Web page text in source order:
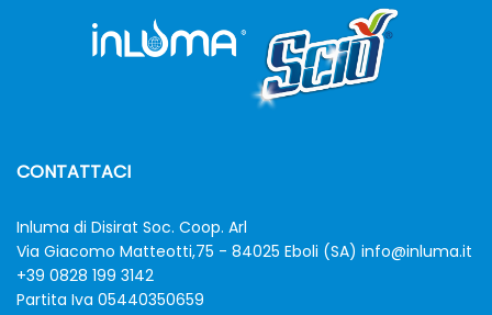
CONTATTACI
Inluma di Disirat Soc. Coop. Arl
Via Giacomo Matteotti,75 - 84025 Eboli (SA) info@inluma.it
+39 0828 199 3142
Partita Iva 05440350659